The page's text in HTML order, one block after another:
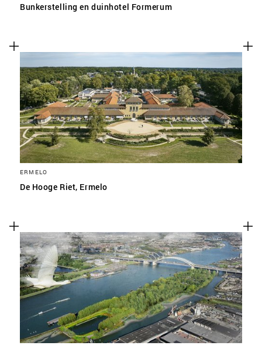
Bunkerstelling en duinhotel Formerum
ERMELO
De Hooge Riet, Ermelo